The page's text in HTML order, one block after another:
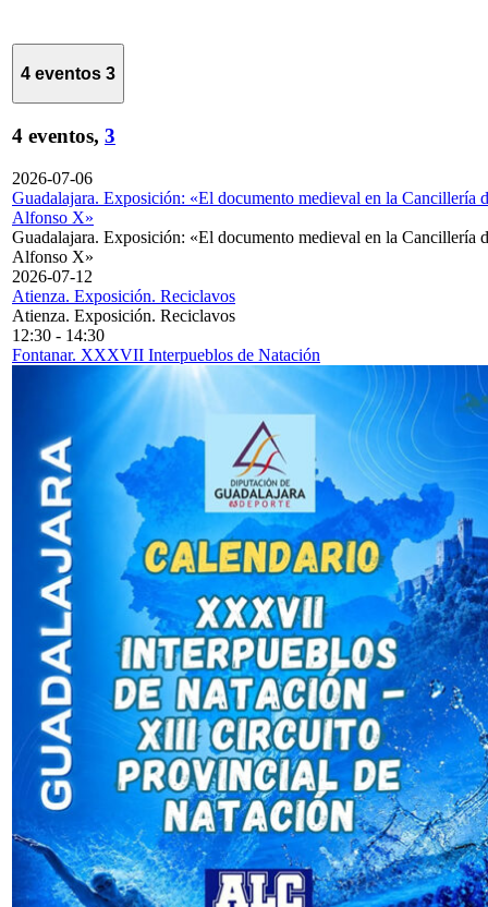
4 eventos 3
4 eventos, 3
2026-07-06
Guadalajara. Exposición: «El documento medieval en la Cancillería
Alfonso X»
Guadalajara. Exposición: «El documento medieval en la Cancillería
Alfonso X»
2026-07-12
Atienza. Exposición. Reciclavos
Atienza. Exposición. Reciclavos
12:30 - 14:30
Fontanar. XXXVII Interpueblos de Natación